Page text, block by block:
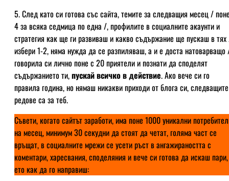
5. След като си готова със сайта, темите за следващия месец /
4 за всяка седмица по една /, профилите в социалните акаунти и
стратегия как ще ги развиваш и какво съдържание ще пускаш в
избери 1-2, няма нужда да се разпиляваш, а и е доста натоварващо
говорила си лично поне с 20 приятели и познати да споделят
съдържанието ти,пускай всичко в действие. Ако вече си го
правила година, но нямаш никакви приходи от блога си, следващите
редове са за теб.
Съвети, когато сайтът заработи, има поне 1000 уникални
на месец, минимум 30 секудни да стоят да четат, голяма част се
връщат, в социалните мрежи се усети ръст в ангажираността с
коментари, харесвания, споделяния и вече си готова да искаш пари,
ето как да го направиш: